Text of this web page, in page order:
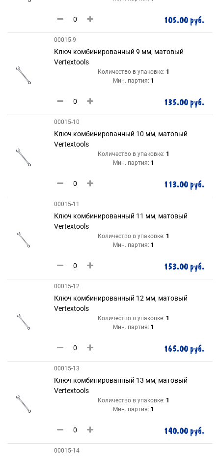
105.00 руб.
00015-9
Ключ комбинированный 9 мм, матовый
Vertextools
Количество в упаковке: 1
Мин. партия: 1
135.00 руб.
00015-10
Ключ комбинированный 10 мм, матовый
Vertextools
Количество в упаковке: 1
Мин. партия: 1
113.00 руб.
00015-11
Ключ комбинированный 11 мм, матовый
Vertextools
Количество в упаковке: 1
Мин. партия: 1
153.00 руб.
00015-12
Ключ комбинированный 12 мм, матовый
Vertextools
Количество в упаковке: 1
Мин. партия: 1
165.00 руб.
00015-13
Ключ комбинированный 13 мм, матовый
Vertextools
Количество в упаковке: 1
Мин. партия: 1
140.00 руб.
00015-14